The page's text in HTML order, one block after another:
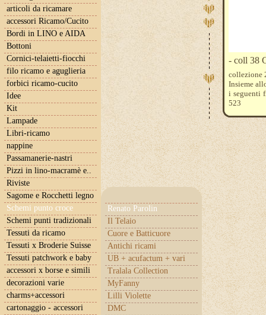
articoli da ricamare
accessori Ricamo/Cucito
Bordi in LINO e AIDA
Bottoni
Cornici-telaietti-fiocchi
filo ricamo e aguglieria
forbici ricamo-cucito
Idee
Kit
Lampade
Libri-ricamo
nappine
Passamanerie-nastri
Pizzi in lino-macramè e..
Riviste
Sagome e Rocchetti legno
Schemi punto croce
Renato Parolin
Il Telaio
Cuore e Batticuore
Antichi ricami
UB + acufactum + vari
Tralala Collection
MyFanny
Lilli Violette
DMC
Schemi punti tradizionali
Tessuti da ricamo
Tessuti x Broderie Suisse
Tessuti patchwork e baby
accessori x borse e simili
decorazioni varie
charms+accessori
cartonaggio - accessori
- coll 38
collezione
Insieme
i seguenti
523